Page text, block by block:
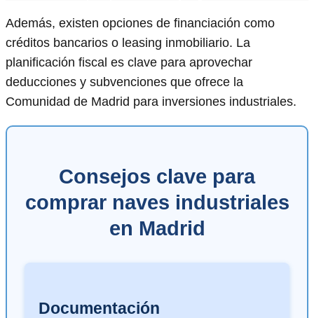
Además, existen opciones de financiación como
créditos bancarios o leasing inmobiliario. La
planificación fiscal es clave para aprovechar
deducciones y subvenciones que ofrece la
Comunidad de Madrid para inversiones industriales.
Consejos clave para
comprar naves industriales
en Madrid
Documentación